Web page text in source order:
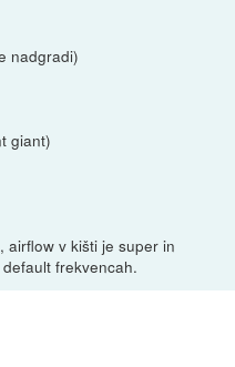
nadgradi)
giant)
airflow v kišti je super in
frekvencah.